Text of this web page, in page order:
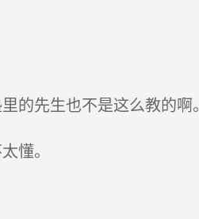
的先生也不是这么教的啊。
懂。